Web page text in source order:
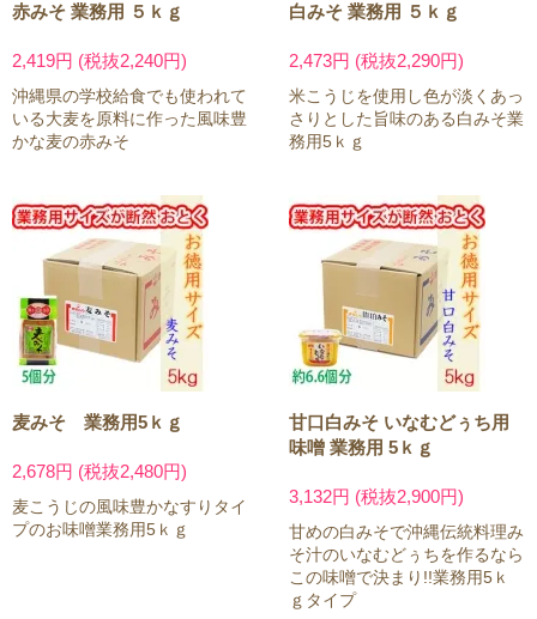
赤みそ 業務用 ５ｋｇ
2,419円 (税抜2,240円)
沖縄県の学校給食でも使われて
いる大麦を原料に作った風味豊
かな麦の赤みそ
白みそ 業務用 ５ｋｇ
2,473円 (税抜2,290円)
米こうじを使用し色が淡くあっ
さりとした旨味のある白みそ業
務用5ｋｇ
麦みそ 業務用5ｋｇ
2,678円 (税抜2,480円)
麦こうじの風味豊かなすりタイ
プのお味噌業務用5ｋｇ
甘口白みそ いなむどぅち用
味噌 業務用 5ｋｇ
3,132円 (税抜2,900円)
甘めの白みそで沖縄伝統料理み
そ汁のいなむどぅちを作るなら
この味噌で決まり!!業務用5ｋ
ｇタイプ